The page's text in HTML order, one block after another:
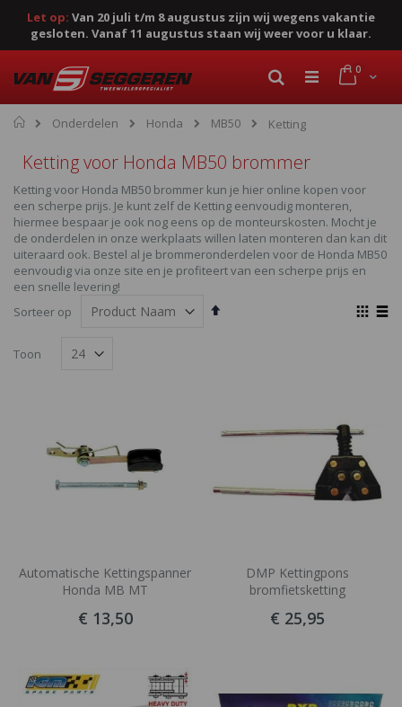
Let op: Van 20 juli t/m 8 augustus zijn wij wegens vakantie
gesloten. Vanaf 11 augustus staan wij weer voor u klaar.
naar
de
inhoud
Cart
0
Zoek
Home
Onderdelen Honda MB50 Ketting
Ketting voor Honda MB50 brommer
Ketting voor Honda MB50 brommer kun je hier online kopen voor
een scherpe prijs. Je kunt zelf de Ketting eenvoudig monteren,
hiermee bespaar je ook nog eens op de monteurskosten. Mocht je
de onderdelen in onze werkplaats willen laten monteren dan kan dit
uiteraard ook. Bestel al je brommeronderdelen voor de Honda MB50
eenvoudig via onze site en je profiteert van een scherpe prijs en
een snelle levering!
Sorteer op
Van
Toon
Automatische Kettingspanner
Honda MB MT
€ 13,50
DMP Kettingpons
bromfietsketting
€ 25,95